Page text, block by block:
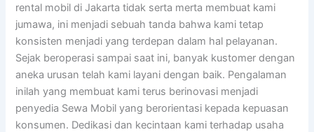
rental mobil di Jakarta tidak serta merta membuat kami
jumawa, ini menjadi sebuah tanda bahwa kami tetap
konsisten menjadi yang terdepan dalam hal pelayanan.
Sejak beroperasi sampai saat ini, banyak kustomer dengan
aneka urusan telah kami layani dengan baik. Pengalaman
inilah yang membuat kami terus berinovasi menjadi
penyedia Sewa Mobil yang berorientasi kepada kepuasan
konsumen. Dedikasi dan kecintaan kami terhadap usaha